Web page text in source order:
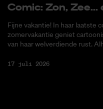
Co­mic: Zon,
Fijne vakantie! In haar laatste
zomervakantie geniet
van haar welverdiende rust.
17 juli 2026